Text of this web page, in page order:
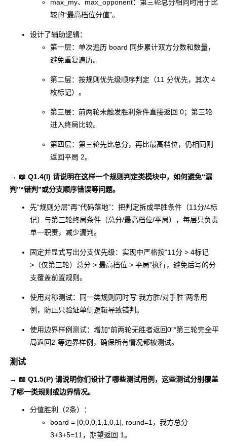
max_my、 max_opponent：第三轮总分相同时用于比
较的“最高档位分值”。
设计了辅助逻辑：
第一层：单次遍历 board 同步累计双方分数和数量，
避免重复遍历。
第二层：按规则优先级顺序判定（11 分优先，其次 4
枚标记）。
第三层：前两轮未触发胜利条件直接返回 0；第三轮
进入终局比较。
第四层：第三轮先比总分，再比最高档位，仍相同则
返回平局 2。
→ 📖 Q1.4(I) 请说明在这样一个规则判定类模块中，如何避免“漏
判”“错判”或分支顺序错误等问题。
先“规则分层”再“代码落地”：把判定拆成早胜条件（11分/4标
记）与第三轮终局条件（总分/最高档位/平局），每层只负责
单一职责，减少漏判。
固定并显式写出分支优先级：实现中严格按“11分 > 4标记
>（仅第三轮）总分 > 最高档位 > 平局”执行，避免后写的分
支覆盖前置规则。
使用对称测试：同一类规则同时写“我方胜/对手胜”两条用
例，防止只验证单侧逻辑导致错判。
使用边界样例测试：增加“前两轮无胜者返回0”“第三轮完全平
局返回2”等边界样例，确保所有情况都被测试。
测试
→ 📖 Q1.5(P) 请说明你们设计了哪些测试用例，这些测试分别覆盖
了哪一类规则或边界情况。
分值胜利（2条）：
board = [0,0,0,1,1,0,1], round=1 ，我方总分
3+3+5=11，期望返回 1。